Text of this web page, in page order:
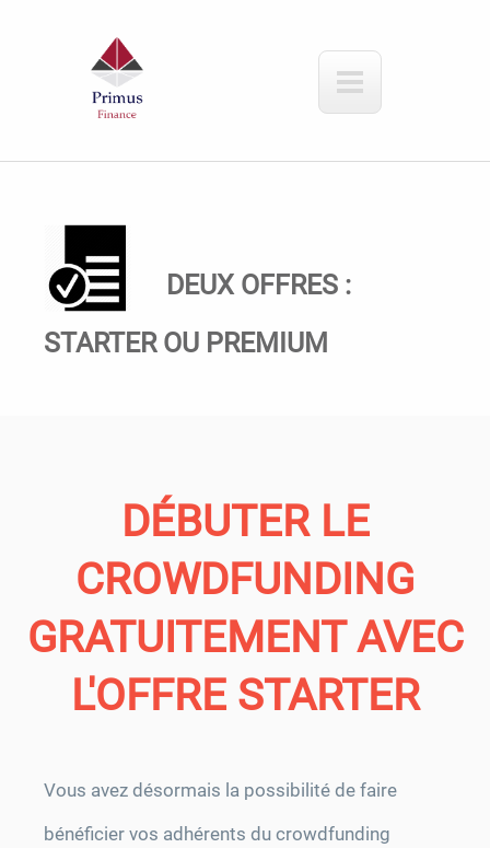
DEUX OFFRES :
STARTER OU PREMIUM
DÉBUTER LE
CROWDFUNDING
GRATUITEMENT AVEC
L'OFFRE STARTER
Vous avez désormais la possibilité de faire
bénéficier vos adhérents du crowdfunding